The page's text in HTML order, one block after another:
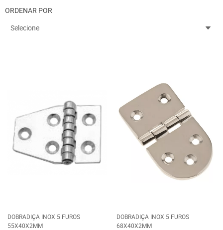
ORDENAR POR
Selecione
DOBRADIÇA INOX 5 FUROS
55X40X2MM
DOBRADIÇA INOX 5 FUROS
68X40X2MM